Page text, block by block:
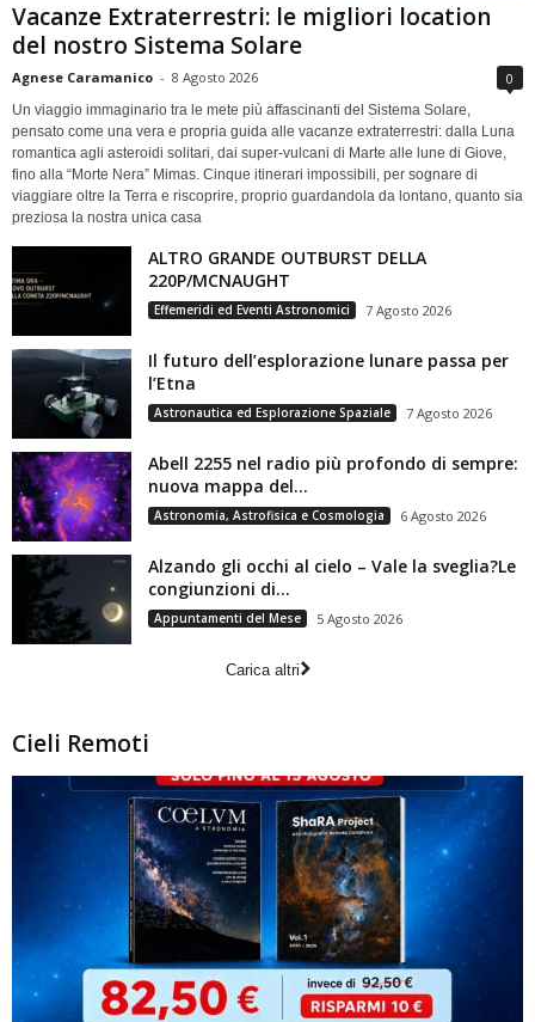
Vacanze Extraterrestri: le migliori location
del nostro Sistema Solare
Agnese Caramanico - 8 Agosto 2026 0
Un viaggio immaginario tra le mete più affascinanti del Sistema Solare,
pensato come una vera e propria guida alle vacanze extraterrestri: dalla Luna
romantica agli asteroidi solitari, dai super-vulcani di Marte alle lune di Giove,
fino alla “Morte Nera” Mimas. Cinque itinerari impossibili, per sognare di
viaggiare oltre la Terra e riscoprire, proprio guardandola da lontano, quanto sia
preziosa la nostra unica casa
ALTRO GRANDE OUTBURST DELLA
220P/MCNAUGHT
Effemeridi ed Eventi Astronomici 7 Agosto 2026
Il futuro dell’esplorazione lunare passa per
l’Etna
Astronautica ed Esplorazione Spaziale 7 Agosto 2026
Abell 2255 nel radio più profondo di sempre:
nuova mappa del...
Astronomia, Astrofisica e Cosmologia 6 Agosto 2026
Alzando gli occhi al cielo – Vale la sveglia?Le
congiunzioni di...
Appuntamenti del Mese 5 Agosto 2026
Carica altri
Cieli Remoti